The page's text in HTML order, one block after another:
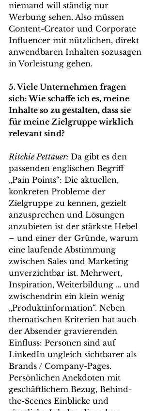
niemand will ständig nur
Werbung sehen. Also müssen
Content-Creator und Corporate
Influencer mit nützlichen, direkt
anwendbaren Inhalten sozusagen
in Vorleistung gehen.
5. Viele Unternehmen fragen
sich: Wie schaffe ich es, meine
Inhalte so zu gestalten, dass sie
für meine Zielgruppe wirklich
relevant sind?
Ritchie Pettauer: Da gibt es den
passenden englischen Begriff
„Pain Points“: Die aktuellen,
konkreten Probleme der
Zielgruppe zu kennen, gezielt
anzusprechen und Lösungen
anzubieten ist der stärkste Hebel
– und einer der Gründe, warum
eine laufende Abstimmung
zwischen Sales und Marketing
unverzichtbar ist. Mehrwert,
Inspiration, Weiterbildung … und
zwischendrin ein klein wenig
„Produktinformation“. Neben
thematischen Kriterien hat auch
der Absender gravierenden
Einfluss: Personen sind auf
LinkedIn ungleich sichtbarer als
Brands / Company-Pages.
Persönlichen Anekdoten mit
geschäftlichem Bezug, Behind-
the-Scenes Einblicke und